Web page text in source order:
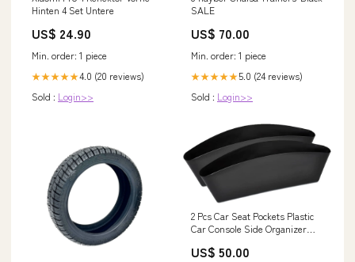
Hinten 4 Set Untere
US$ 24.90
Min. order: 1 piece
★★★★★4.0 (20 reviews)
Sold : Login>>
SALE
US$ 70.00
Min. order: 1 piece
★★★★★5.0 (24 reviews)
Sold : Login>>
2 Pcs Car Seat Pockets Plastic
Car Console Side Organizer
US$ 50.00